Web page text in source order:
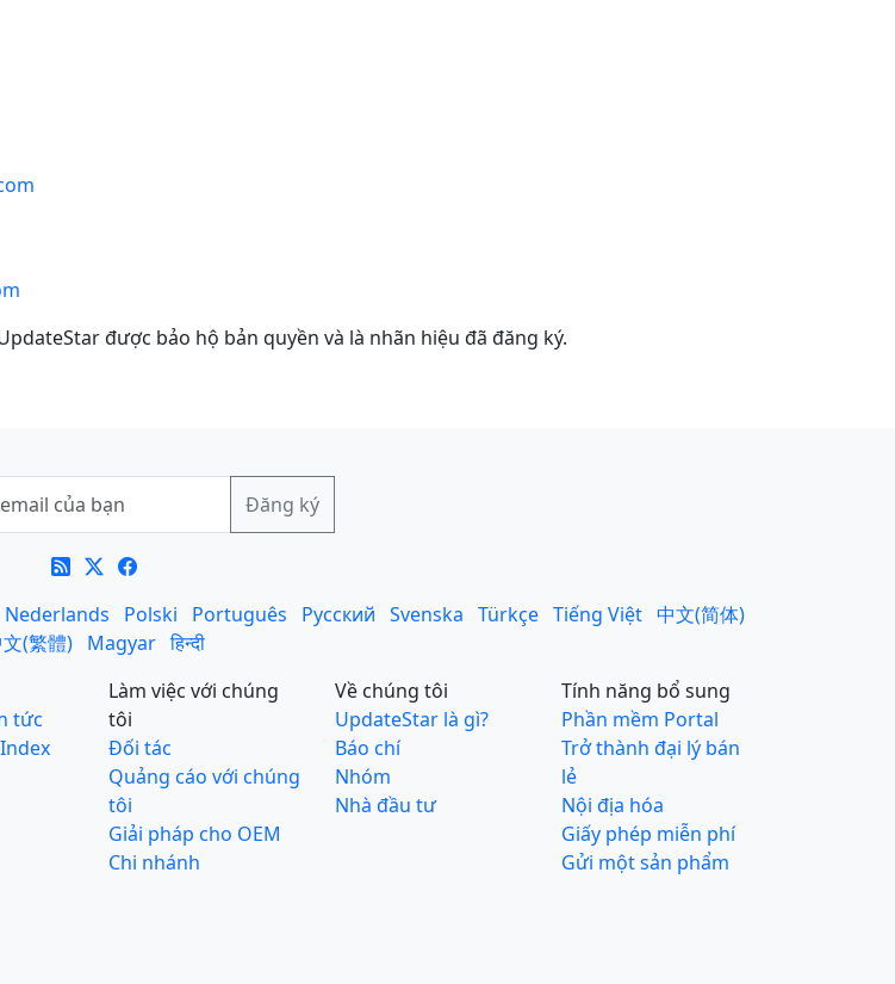
được bảo hộ bản quyền và là nhãn hiệu đã đăng ký.
Nederlands Polski Português Русский Svenska Türkçe Tiếng Việt 中文(简体)
(繁體)
Magyar हिन्दी
tức
Làm việc với chúng
tôi
Đối tác
Quảng cáo với chúng
tôi
Giải pháp cho OEM
Chi nhánh
Về chúng tôi
UpdateStar là gì?
Báo chí
Nhóm
Nhà đầu tư
Tính năng bổ sung
Phần mềm Portal
Trở thành đại lý bán
lẻ
Nội địa hóa
Giấy phép miễn phí
Gửi một sản phẩm